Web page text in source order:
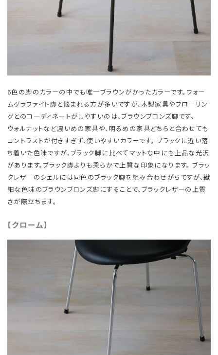
6色の脚のカラーの中でも唯一ブラウンがかったカラーです。ウォー
ムグラファイト脚と悩まれる方が多いですが、木製家具やフローリン
グとのコーディネートがしやすいのは、ブラウンブロンズ脚です。
​ ウォルナットなど濃いめの家具や、明るめの家具どちらと合わせても
コントラストが付きすぎず、使いやすいカラーです。 ブラックに近い落
ち着いた色味ですが、ブラック脚に比べてマットな中にも上品な光沢
があります。ブラック脚よりも柔らかで上質な印象になります。 ブラッ
クレザーのシェルには同色のブラック脚を組み合わせがちですが、繊
細な色味のブラウンブロンズ脚にすることで、ブラックレザーの上質
さが際立ちます。
【クローム】